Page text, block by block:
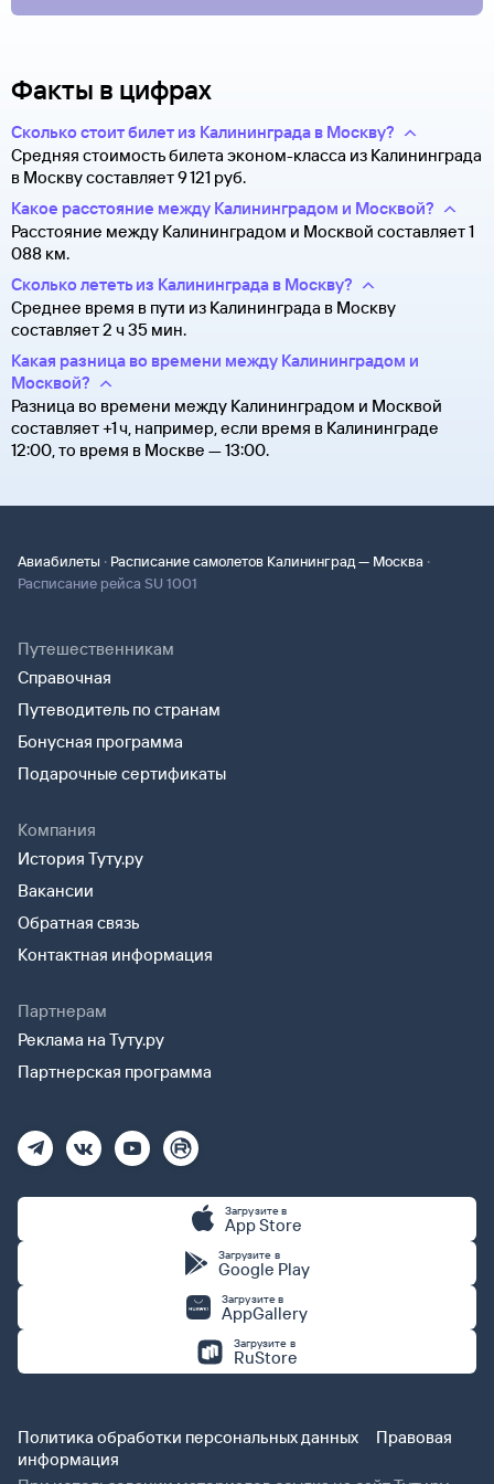
Факты в цифрах
Сколько стоит билет из Калининграда в Москву?
Средняя стоимость билета эконом-класса из Калининграда
в Москву составляет 9 ⁠121 руб.
Какое расстояние между Калининградом и Москвой?
Расстояние между Калининградом и Москвой составляет 1
088 км.
Сколько лететь из Калининграда в Москву?
Среднее время в пути из Калининграда в Москву
составляет 2 ч 35 мин.
Какая разница во времени между Калининградом и
Москвой?
Разница во времени между Калининградом и Москвой
составляет +1 ч, например, если время в Калининграде
12:00, то время в Москве — 13:00.
Авиабилеты · Расписание самолетов Калининград — Москва ·
Расписание рейса SU 1001
Путешественникам
Справочная
Путеводитель по странам
Бонусная программа
Подарочные сертификаты
Компания
История Туту.ру
Вакансии
Обратная связь
Контактная информация
Партнерам
Реклама на Туту.ру
Партнерская программа
Загрузите в
App Store
Загрузите в
Google Play
Загрузите в
AppGallery
Загрузите в
RuStore
Политика обработки персональных данных
Правовая
информация